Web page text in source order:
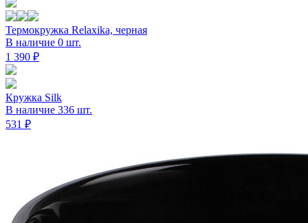
Термокружка Relaxika, черная
В наличие 0 шт.
1 390 ₽
Кружка Silk
В наличие 336 шт.
531 ₽